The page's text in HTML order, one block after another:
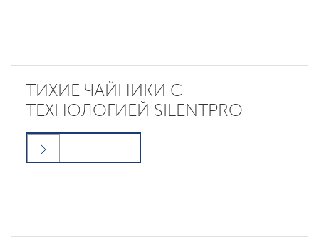
ТИХИЕ ЧАЙНИКИ С
ТЕХНОЛОГИЕЙ SILENTPRO